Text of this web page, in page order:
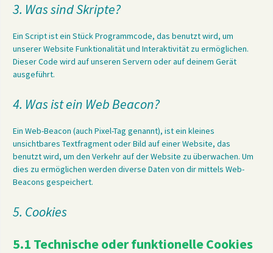
3. Was sind Skripte?
Ein Script ist ein Stück Programmcode, das benutzt wird, um
unserer Website Funktionalität und Interaktivität zu ermöglichen.
Dieser Code wird auf unseren Servern oder auf deinem Gerät
ausgeführt.
4. Was ist ein Web Beacon?
Ein Web-Beacon (auch Pixel-Tag genannt), ist ein kleines
unsichtbares Textfragment oder Bild auf einer Website, das
benutzt wird, um den Verkehr auf der Website zu überwachen. Um
dies zu ermöglichen werden diverse Daten von dir mittels Web-
Beacons gespeichert.
5. Cookies
5.1 Technische oder funktionelle Cookies